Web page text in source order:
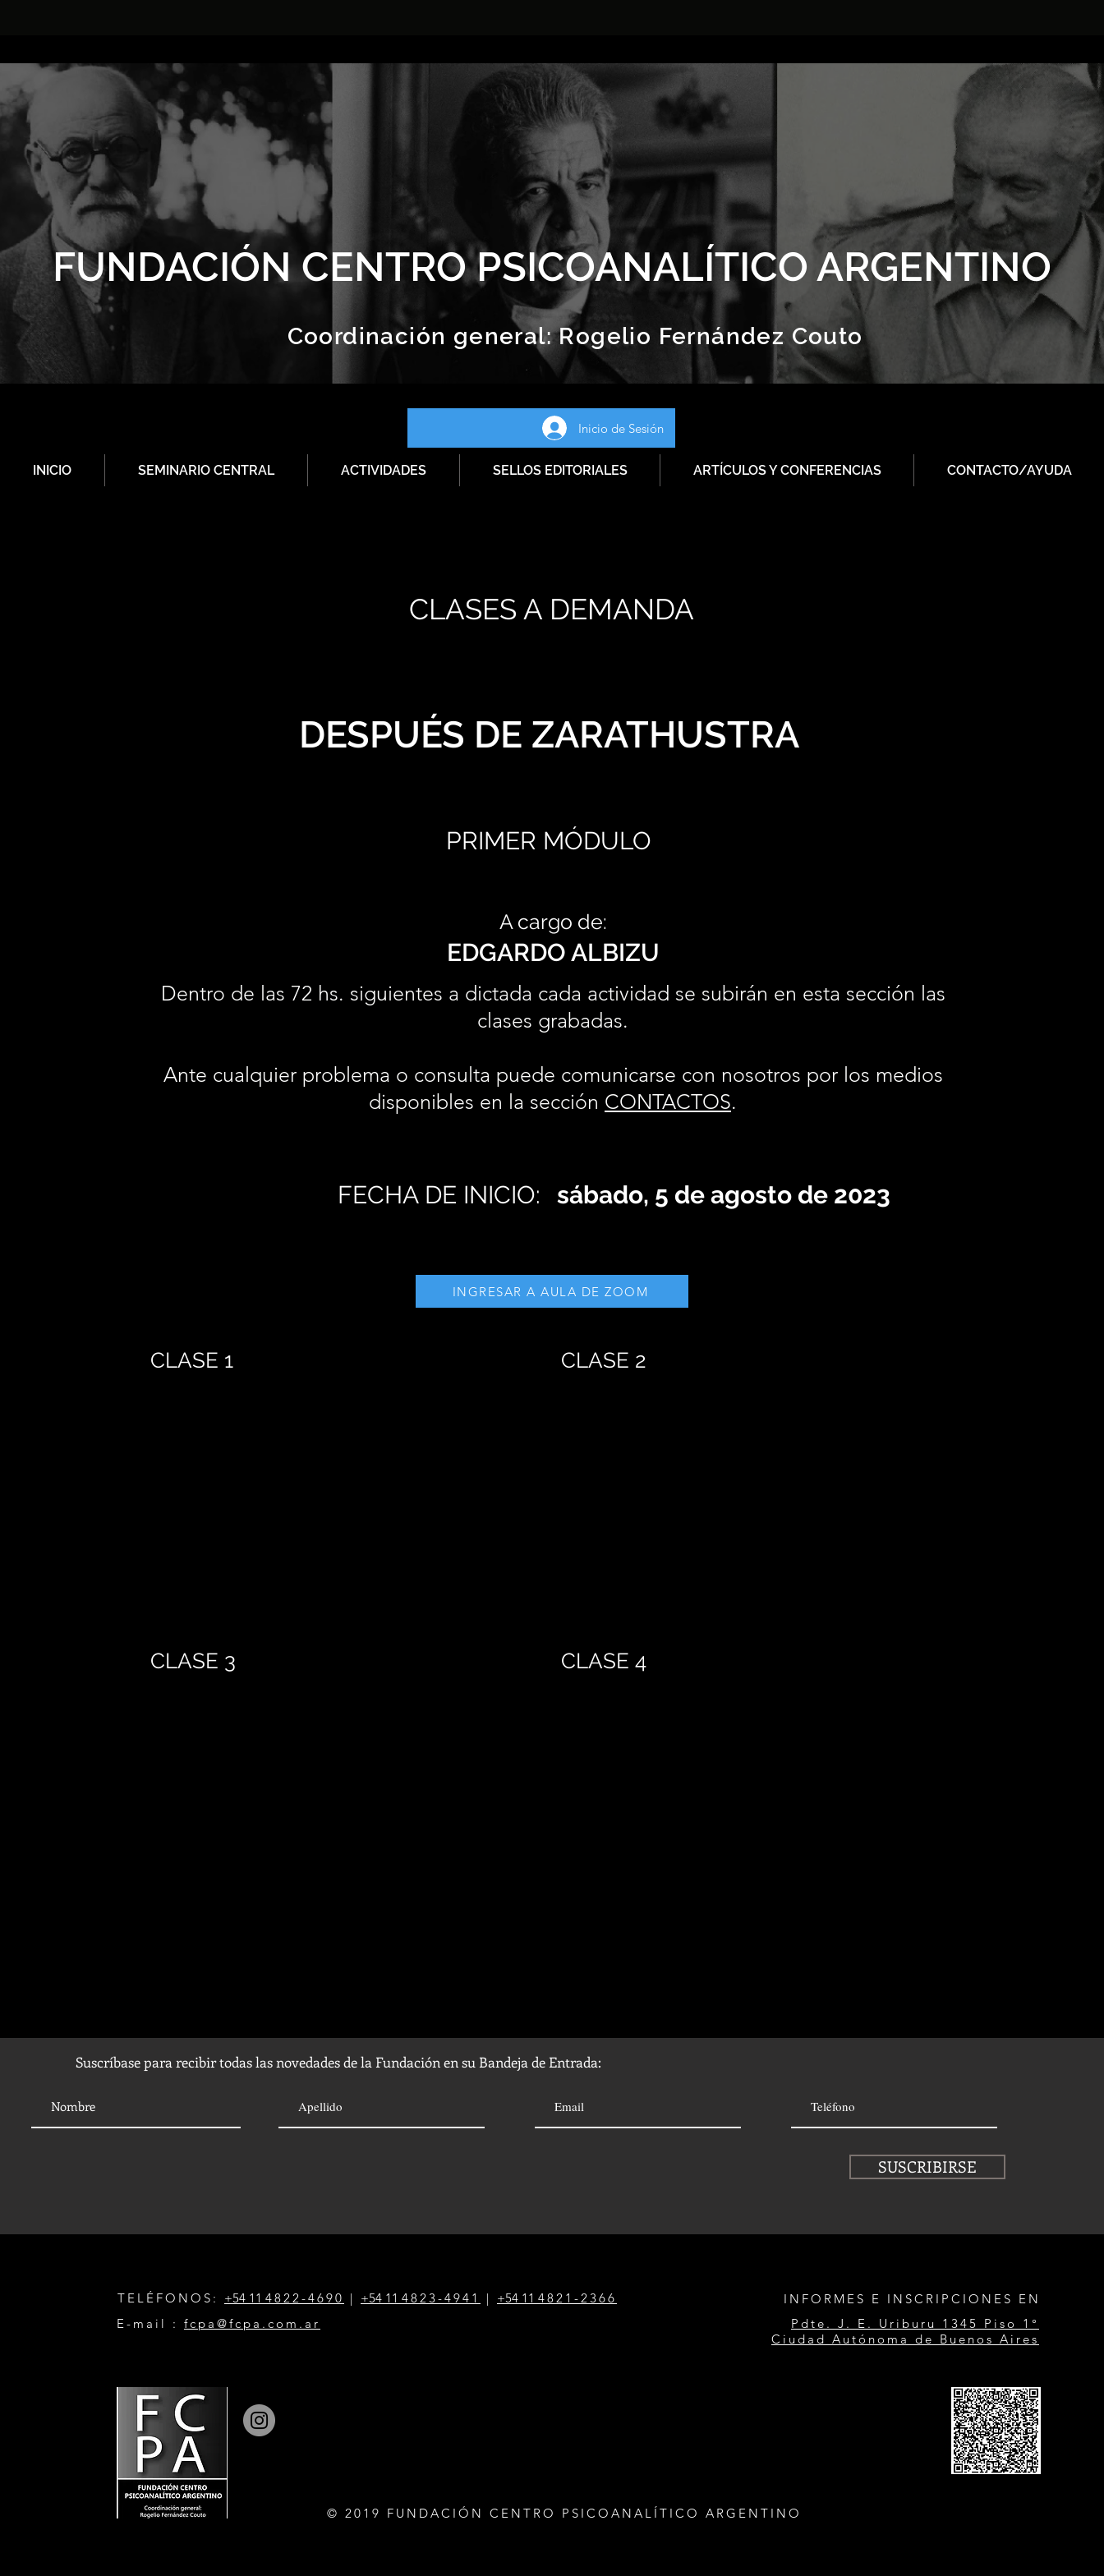
FUNDACIÓN CENTRO PSICOANALÍTICO ARGENTINO
Coordinación general:Rogelio Fernández Couto
Inicio de Sesión
INICIO SEMINARIO CENTRAL ACTIVIDADES SELLOS EDITORIALES ARTÍCULOS Y CONFERENCIAS CONTACTO/AYUDA
CLASES A DEMANDA
DESPUÉS DE ZARATHUSTRA
PRIMER MÓDULO
A cargo de:
EDGARDO ALBIZU
Dentro de las 72 hs. siguientes a dictada cada actividad se subirán en esta sección las
clases grabadas.
Ante cualquier problema o consulta puede comunicarse con nosotros por los medios
disponibles en la sección CONTACTOS.
FECHA DE INICIO: sábado, 5 de agosto de 2023
INGRESAR A AULA DE ZOOM
CLASE 1
CLASE 3
CLASE 2
CLASE 4
Suscríbase para recibir todas las novedades de la Fundación en su Bandeja de Entrada:
SUSCRIBIRSE
TELÉFONOS: +54 11 4822-4690 | +54 1 1 4823-4941 | +54 1 1 4821-2366
E-mail : fcpa@fcpa.com.ar
INFORMES E INSCRIPCIONES EN
Pdte. J. E. Uriburu 1345 Piso 1°
Ciudad Autónoma de Buenos Aires
© 2019 FUNDACIÓN CENTRO PSICOANALÍTICO ARGENTINO